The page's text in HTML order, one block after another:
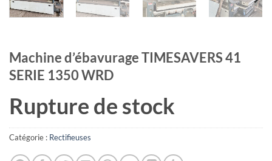
Machine d’ébavurage TIMESAVERS 41
SERIE 1350 WRD
Rupture de stock
Catégorie : Rectifieuses